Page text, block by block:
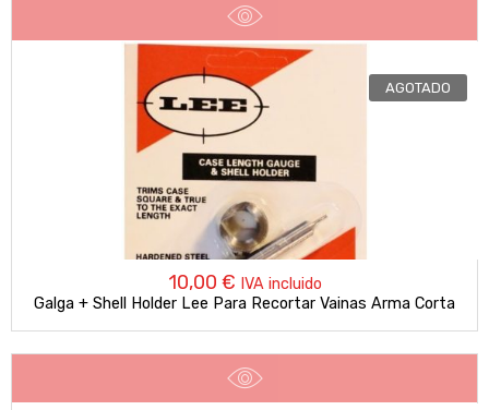
AGOTADO
10,00 € IVA incluido
Galga + Shell Holder Lee Para Recortar Vainas Arma Corta